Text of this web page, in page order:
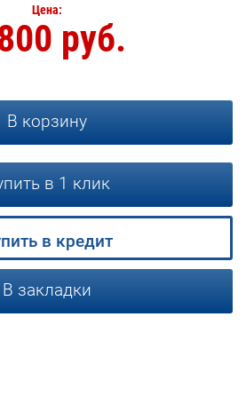
Цена:
руб.
В корзину
в 1 клик
в кредит
В закладки